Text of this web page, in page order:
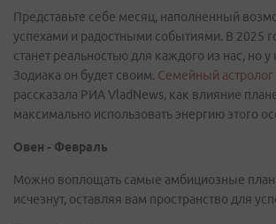
Представьте себе месяц, наполненный
успехами и радостными событиями. В 2025
станет реальностью для каждого из нас, но у
Зодиака он будет своим. Семейный
рассказала РИА VladNews, как влияние
максимально использовать энергию этого
Овен - Февраль
Можно воплощать самые амбициозные
исчезнут, оставляя вам пространство для